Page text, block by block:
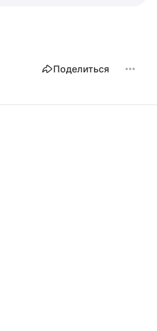
Поделиться